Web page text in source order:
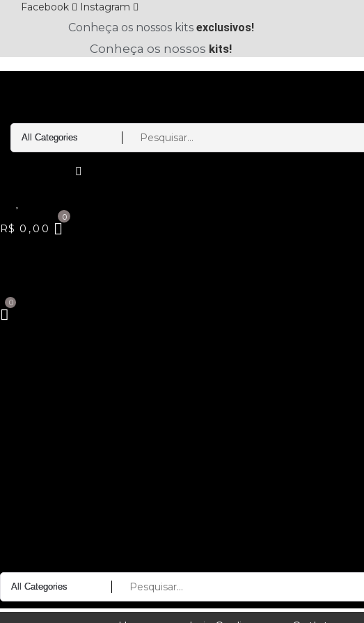
conteúdo
Facebook Instagram
Conheça os nossos kitsexclusivos!
Conheça os nossos kits!
R$ 0,00